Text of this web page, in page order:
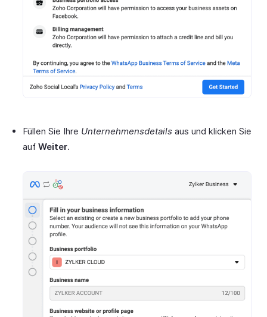
Füllen Sie Ihre Unternehmensdetails aus und klicken Sie
auf Weiter.